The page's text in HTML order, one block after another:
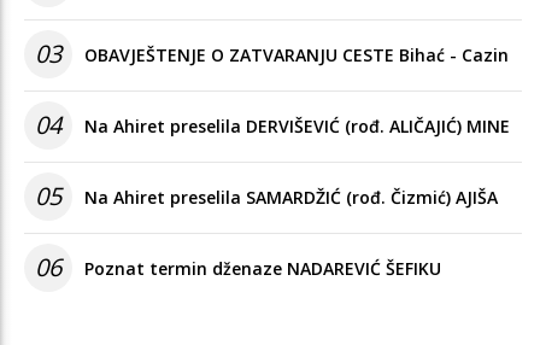
03 OBAVJEŠTENJE O ZATVARANJU CESTE Bihać - Cazin
04 Na Ahiret preselila DERVIŠEVIĆ (rođ. ALIČAJIĆ) MINE
05 Na Ahiret preselila SAMARDŽIĆ (rođ. Čizmić) AJIŠA
06 Poznat termin dženaze NADAREVIĆ ŠEFIKU